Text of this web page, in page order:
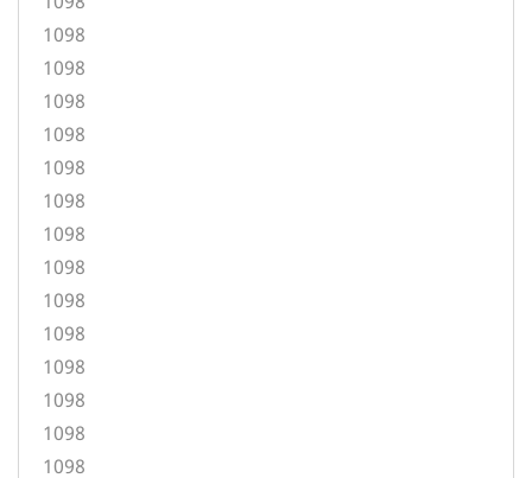
1098
1098
1098
1098
1098
1098
1098
1098
1098
1098
1098
1098
1098
1098